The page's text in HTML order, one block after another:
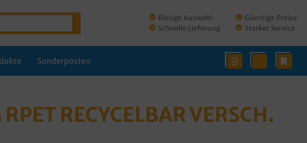
Riesige Auswahl
Schnelle Lieferung
Günstige Preise
Starker Service
Sonderposten
RECYCELBAR VERSCH.